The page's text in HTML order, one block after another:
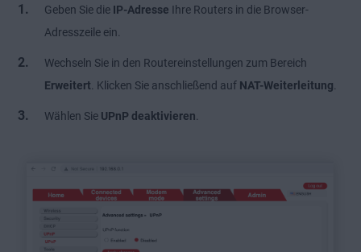
Geben Sie die IP-Adresse Ihre Routers in die Browser-
Adresszeile ein.
Wechseln Sie in den Routereinstellungen zum Bereich
Erweitert. Klicken Sie anschließend auf NAT-Weiterleitung.
Wählen Sie UPnP deaktivieren.